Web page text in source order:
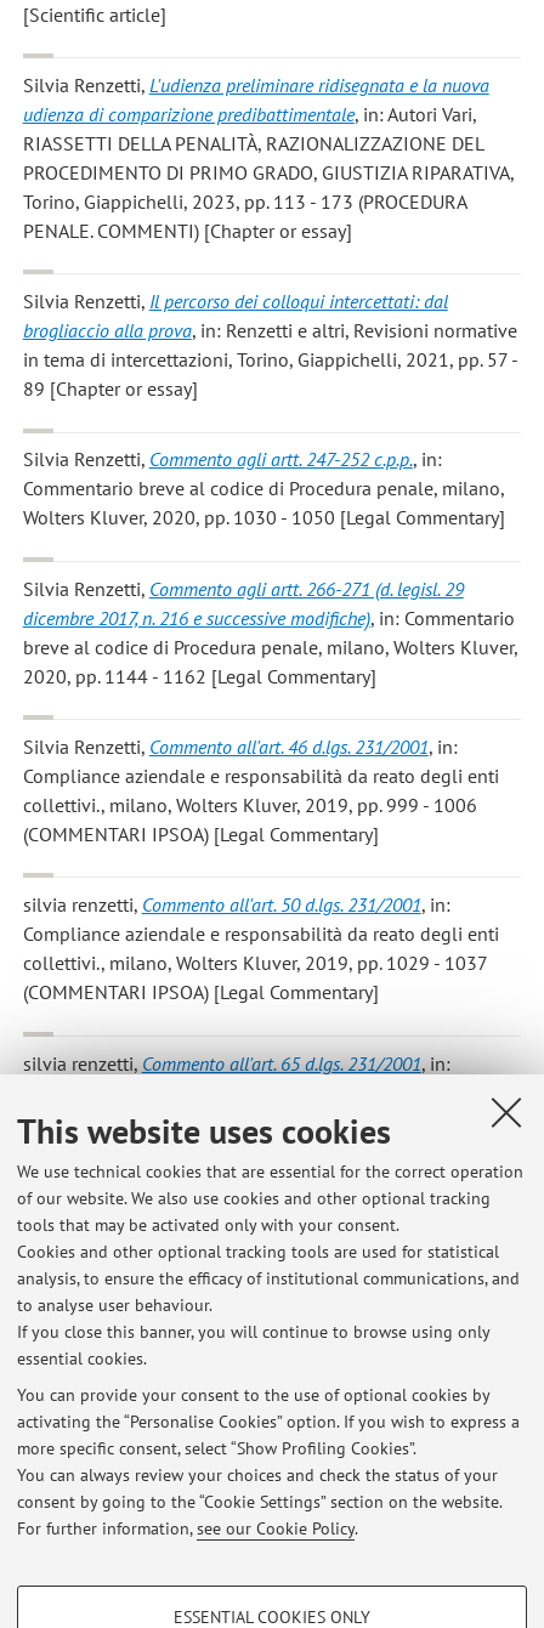
This website uses cookies
We use technical cookies that are essential for the correct operation
of our website. We also use cookies and other optional tracking
tools that may be activated only with your consent.
Cookies and other optional tracking tools are used for statistical
analysis, to ensure the efficacy of institutional communications, and
to analyse user behaviour.
If you close this banner, you will continue to browse using only
essential cookies.
You can provide your consent to the use of optional cookies by
activating the “Personalise Cookies” option. If you wish to express a
more specific consent, select “Show Profiling Cookies”.
You can always review your choices and check the status of your
consent by going to the “Cookie Settings” section on the website.
For further information,see our Cookie Policy.
PROFILING COOKIES - OPTIONAL
ESSENTIAL COOKIES ONLY
[Scientific article]
Silvia Renzetti, L'udienza preliminare ridisegnata e la nuova
udienza di comparizione predibattimentale, in: Autori Vari,
RIASSETTI DELLA PENALITÀ, RAZIONALIZZAZIONE DEL
PROCEDIMENTO DI PRIMO GRADO, GIUSTIZIA RIPARATIVA,
Torino, Giappichelli, 2023, pp. 113 - 173 (PROCEDURA
PENALE. COMMENTI) [Chapter or essay]
Silvia Renzetti, Il percorso dei colloqui intercettati: dal
brogliaccio alla prova, in: Renzetti e altri, Revisioni normative
in tema di intercettazioni, Torino, Giappichelli, 2021, pp. 57 -
89 [Chapter or essay]
Silvia Renzetti, Commento agli artt. 247-252 c.p.p., in:
Commentario breve al codice di Procedura penale, milano,
Wolters Kluver, 2020, pp. 1030 - 1050 [Legal Commentary]
Silvia Renzetti, Commento agli artt. 266-271 (d. legisl. 29
dicembre 2017, n. 216 e successive modifiche), in: Commentario
breve al codice di Procedura penale, milano, Wolters Kluver,
2020, pp. 1144 - 1162 [Legal Commentary]
Silvia Renzetti, Commento all'art. 46 d.lgs. 231/2001, in:
Compliance aziendale e responsabilità da reato degli enti
collettivi., milano, Wolters Kluver, 2019, pp. 999 - 1006
(COMMENTARI IPSOA) [Legal Commentary]
silvia renzetti, Commento all'art. 50 d.lgs. 231/2001, in:
Compliance aziendale e responsabilità da reato degli enti
collettivi., milano, Wolters Kluver, 2019, pp. 1029 - 1037
(COMMENTARI IPSOA) [Legal Commentary]
silvia renzetti, Commento all'art. 65 d.lgs. 231/2001, in:
Compliance aziendale e responsabilità da reato degli enti
collettivi., milano, Wolters Kluver, 2019, pp. 1185 - 1193
(COMMENTARI IPSOA) [Legal Commentary]
1 2 3
Publications prior to 2004
Latest news
At the moment no news are available.